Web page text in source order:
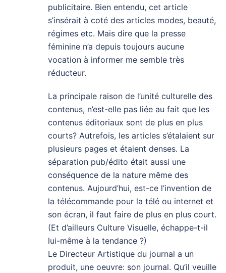
publicitaire. Bien entendu, cet article
s’insérait à coté des articles modes, beauté,
régimes etc. Mais dire que la presse
féminine n’a depuis toujours aucune
vocation à informer me semble très
réducteur.
La principale raison de l’unité culturelle des
contenus, n’est-elle pas liée au fait que les
contenus éditoriaux sont de plus en plus
courts? Autrefois, les articles s’étalaient sur
plusieurs pages et étaient denses. La
séparation pub/édito était aussi une
conséquence de la nature même des
contenus. Aujourd’hui, est-ce l’invention de
la télécommande pour la télé ou internet et
son écran, il faut faire de plus en plus court.
(Et d’ailleurs Culture Visuelle, échappe-t-il
lui-même à la tendance ?)
Le Directeur Artistique du journal a un
produit, une oeuvre: son journal. Qu’il veuille